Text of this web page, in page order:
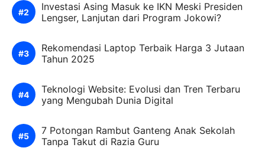
Investasi Asing Masuk ke IKN Meski Presiden
Lengser, Lanjutan dari Program Jokowi?
Rekomendasi Laptop Terbaik Harga 3 Jutaan
Tahun 2025
Teknologi Website: Evolusi dan Tren Terbaru
yang Mengubah Dunia Digital
7 Potongan Rambut Ganteng Anak Sekolah
Tanpa Takut di Razia Guru